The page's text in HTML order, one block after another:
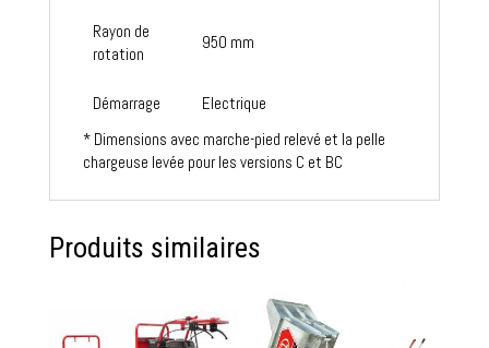
Rayon de
rotation
950 mm
Démarrage
Electrique
* Dimensions avec marche-pied relevé et la pelle
chargeuse levée pour les versions C et BC
Produits similaires